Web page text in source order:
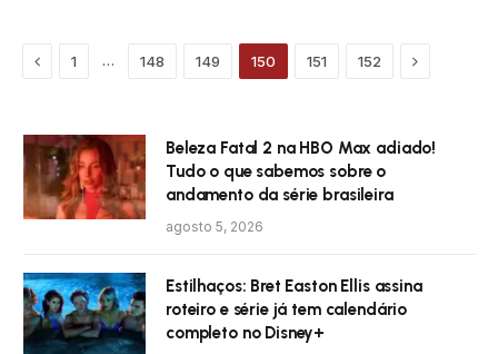
Previous
1 … 148 149 150 151 152 Próximo
Beleza Fatal 2 na HBO Max adiado!
Tudo o que sabemos sobre o
andamento da série brasileira
agosto 5, 2026
Estilhaços: Bret Easton Ellis assina
roteiro e série já tem calendário
completo no Disney+